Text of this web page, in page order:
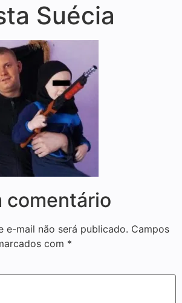
Suécia
comentário
e-mail não será publicado. Campos
com *